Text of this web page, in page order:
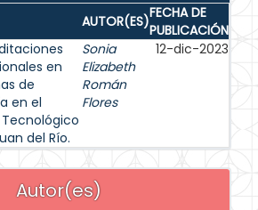
AUTOR(ES)FECHA DE
PUBLICACIÓN
en
de
en el
del Río.
Sonia
Elizabeth
Román
Flores
12-dic-2023
Autor(es)